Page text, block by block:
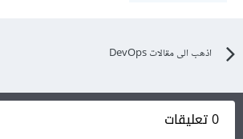
اذهب الى مقالات DevOps
0 تعليقات